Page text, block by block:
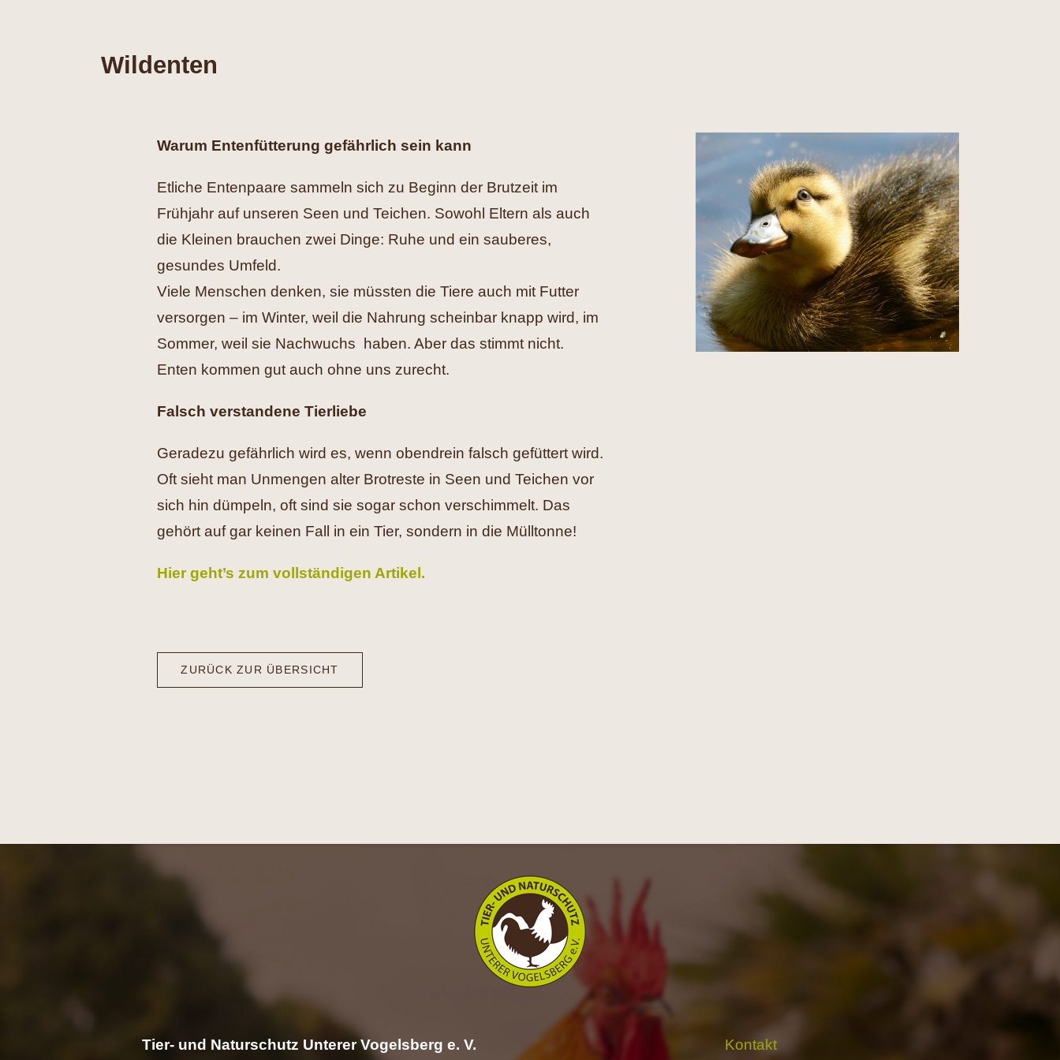
Wildenten
Warum Entenfütterung gefährlich sein kann
Etliche Entenpaare sammeln sich zu Beginn der Brutzeit im
Frühjahr auf unseren Seen und Teichen. Sowohl Eltern als auch
die Kleinen brauchen zwei Dinge: Ruhe und ein sauberes,
gesundes Umfeld.
Viele Menschen denken, sie müssten die Tiere auch mit Futter
versorgen – im Winter, weil die Nahrung scheinbar knapp wird, im
Sommer, weil sie Nachwuchs haben. Aber das stimmt nicht.
Enten kommen gut auch ohne uns zurecht.
Falsch verstandene Tierliebe
Geradezu gefährlich wird es, wenn obendrein falsch gefüttert wird.
Oft sieht man Unmengen alter Brotreste in Seen und Teichen vor
sich hin dümpeln, oft sind sie sogar schon verschimmelt. Das
gehört auf gar keinen Fall in ein Tier, sondern in die Mülltonne!
Hier geht’s zum vollständigen Artikel.
ZURÜCK ZUR ÜBERSICHT
Tier- und Naturschutz Unterer Vogelsberg e. V. Kontakt